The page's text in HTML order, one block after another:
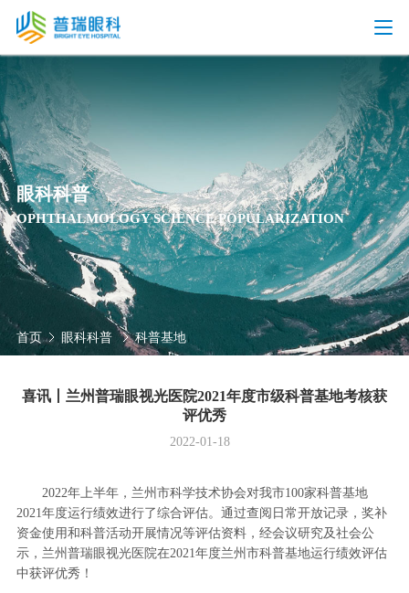
眼科科普
OPHTHALMOLOGY SCIENCE POPULARIZATION
首页 眼科科普 科普基地
喜讯丨兰州普瑞眼视光医院2021年度市级科普基地考核获
评优秀
2022-01-18
2022年上半年，兰州市科学技术协会对我市100家科普基地
2021年度运行绩效进行了综合评估。通过查阅日常开放记录，奖补
资金使用和科普活动开展情况等评估资料，经会议研究及社会公
示，兰州普瑞眼视光医院在2021年度兰州市科普基地运行绩效评估
中获评优秀！